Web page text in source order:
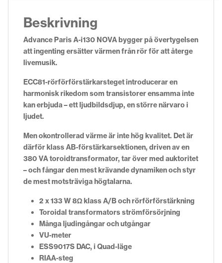
Beskrivning
Advance Paris A-i130 NOVA bygger på övertygelsen
att ingenting ersätter värmen från rör för att återge
livemusik.
ECC81-rörförförstärkarsteget introducerar en
harmonisk rikedom som transistorer ensamma inte
kan erbjuda – ett ljudbildsdjup, en större närvaro i
ljudet.
Men okontrollerad värme är inte hög kvalitet. Det är
därför klass AB-förstärkarsektionen, driven av en
380 VA toroidtransformator, tar över med auktoritet
– och fångar den mest krävande dynamiken och styr
de mest motsträviga högtalarna.
2 x 133 W 8Ω klass A/B och rörförförstärkning
Toroidal transformators strömförsörjning
Många ljudingångar och utgångar
VU-meter
ESS9017S DAC, i Quad-läge
RIAA-steg